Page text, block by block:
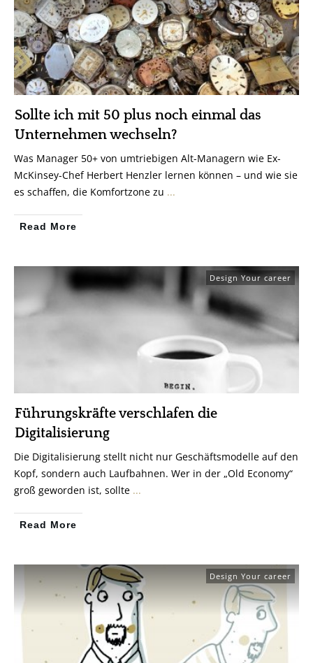
Sollte ich mit 50 plus noch einmal das
Unternehmen wechseln?
Was Manager 50+ von umtriebigen Alt-Managern wie Ex-
McKinsey-Chef Herbert Henzler lernen können – und wie sie
es schaffen, die Komfortzone zu ...
Read More
Design Your career
Führungskräfte verschlafen die
Digitalisierung
Die Digitalisierung stellt nicht nur Geschäftsmodelle auf den
Kopf, sondern auch Laufbahnen. Wer in der „Old Economy“
groß geworden ist, sollte ...
Read More
Design Your career